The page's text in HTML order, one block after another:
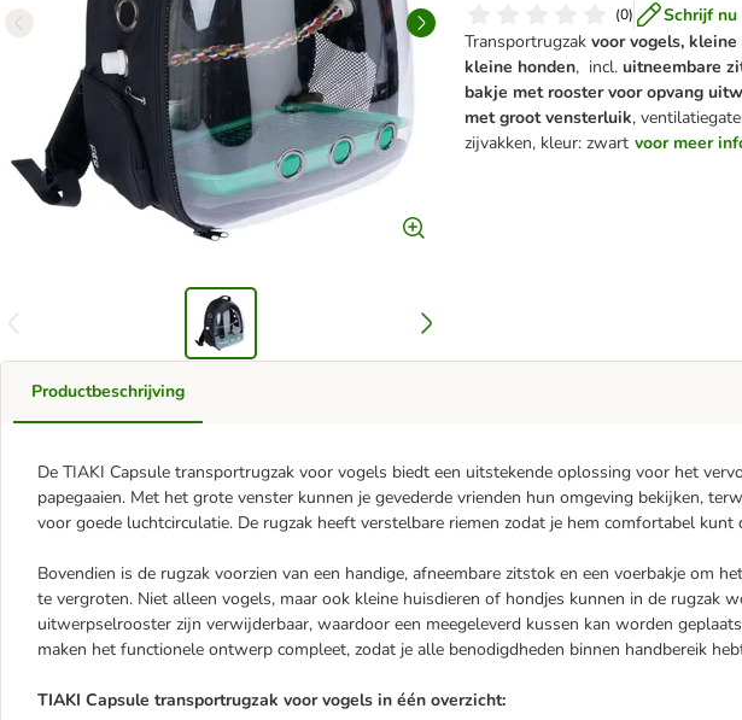
(0)
Schrijf nu
Transportrugzakvoor vogels,
kleine honden, incl. uitneembare
bakje met rooster voor opvang
met groot vensterluik,
zijvakken, kleur: zwart voor meer
Productbeschrijving
De TIAKI Capsule transportrugzak voor vogels biedt een uitstekende oplossing voor het
papegaaien. Met het grote venster kunnen je gevederde vrienden hun omgeving bekijken,
voor goede luchtcirculatie. De rugzak heeft verstelbare riemen zodat je hem comfortabel kunt
Bovendien is de rugzak voorzien van een handige, afneembare zitstok en een voerbakje om
te vergroten. Niet alleen vogels, maar ook kleine huisdieren of hondjes kunnen in de rugzak
uitwerpselrooster zijn verwijderbaar, waardoor een meegeleverd kussen kan worden
maken het functionele ontwerp compleet, zodat je alle benodigdheden binnen handbereik
TIAKI Capsule transportrugzak voor vogels in één overzicht: